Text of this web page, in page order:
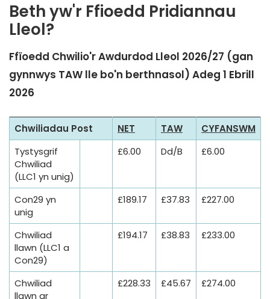
Beth yw'r Ffioedd Pridiannau
Lleol?
Ffïoedd Chwilio'r Awdurdod Lleol 2026/27 (gan
gynnwys TAW lle bo'n berthnasol) Adeg 1 Ebrill
2026
Chwiliadau Post NET TAW
CYFANSWM
Tystysgrif
Chwiliad
(LLC1 yn unig)
£6.00 Dd/B £6.00
Con29 yn
unig
£189.17 £37.83 £227.00
Chwiliad
llawn (LLC1 a
Con29)
£194.17 £38.83 £233.00
Chwiliad
llawn ar
£228.33 £45.67 £274.00